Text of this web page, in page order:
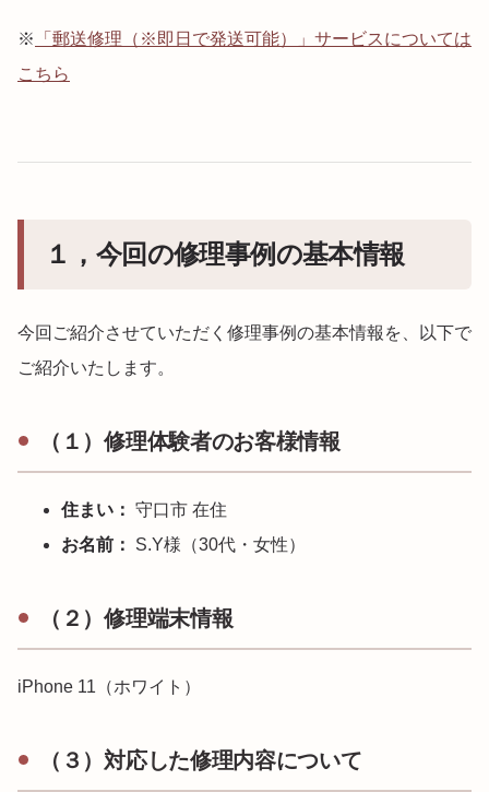
※
「郵送修理（※即日で発送可能）」サービスについては
こちら
１，今回の修理事例の基本情報
今回ご紹介させていただく修理事例の基本情報を、以下で
ご紹介いたします。
（１）修理体験者のお客様情報
住まい： 守口市 在住
お名前：
S.Y様（30代・女性）
（２）修理端末情報
iPhone 11（ホワイト）
（３）対応した修理内容について